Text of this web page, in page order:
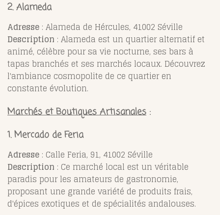
2. Alameda
Adresse : Alameda de Hércules, 41002 Séville
Description : Alameda est un quartier alternatif et
animé, célèbre pour sa vie nocturne, ses bars à
tapas branchés et ses marchés locaux. Découvrez
l'ambiance cosmopolite de ce quartier en
constante évolution.
Marchés et Boutiques Artisanales :
1. Mercado de Feria
Adresse : Calle Feria, 91, 41002 Séville
Description : Ce marché local est un véritable
paradis pour les amateurs de gastronomie,
proposant une grande variété de produits frais,
d'épices exotiques et de spécialités andalouses.